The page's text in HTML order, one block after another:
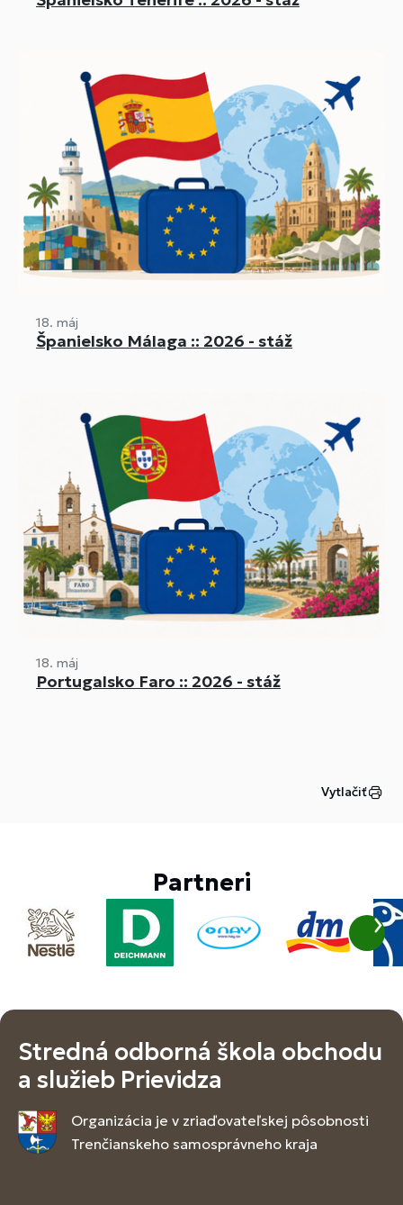
18. máj
Španielsko Málaga :: 2026 - stáž
18. máj
Portugalsko Faro :: 2026 - stáž
Vytlačiť
Partneri
Stredná odborná škola obchodu
a služieb Prievidza
Organizácia je v zriaďovateľskej pôsobnosti
Trenčianskeho samosprávneho kraja